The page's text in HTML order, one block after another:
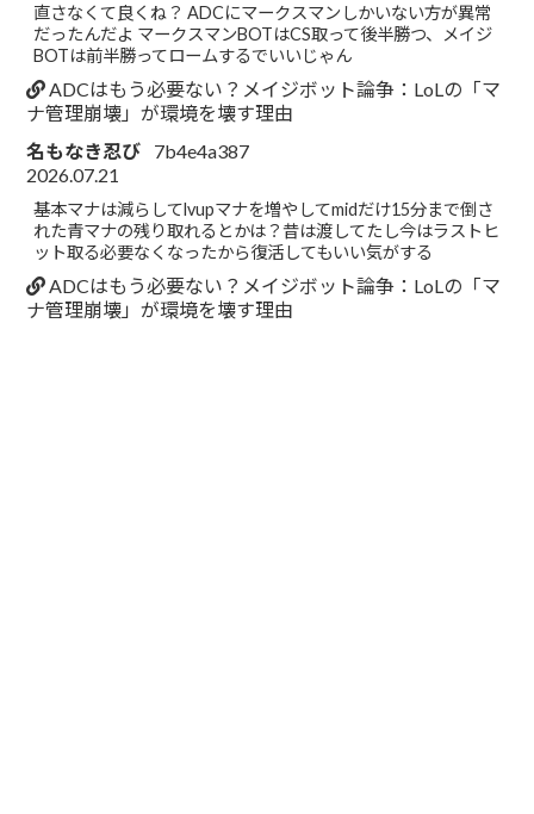
直さなくて良くね？ ADCにマークスマンしかいない方が異常
だったんだよ マークスマンBOTはCS取って後半勝つ、メイジ
BOTは前半勝ってロームするでいいじゃん
ADCはもう必要ない？メイジボット論争：LoLの「マ
ナ管理崩壊」が環境を壊す理由
名もなき忍び
7b4e4a387
2026.07.21
基本マナは減らしてlvupマナを増やしてmidだけ15分まで倒さ
れた青マナの残り取れるとかは？昔は渡してたし今はラストヒ
ット取る必要なくなったから復活してもいい気がする
ADCはもう必要ない？メイジボット論争：LoLの「マ
ナ管理崩壊」が環境を壊す理由